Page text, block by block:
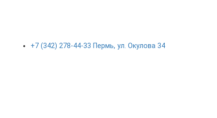
+7 (342) 278-44-33 Пермь, ул. Окулова 34